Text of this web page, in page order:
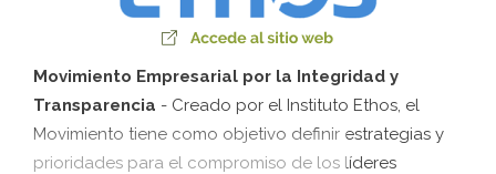
cadena de valores y en las comunidades.
Movimiento Empresarial por la Integridad y
Transparencia - Creado por el Instituto Ethos, el
Movimiento tiene como objetivo definir estrategias y
prioridades para el compromiso de los líderes